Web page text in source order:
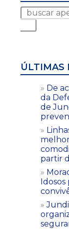
ÚLTIMAS
De
da
de
partir